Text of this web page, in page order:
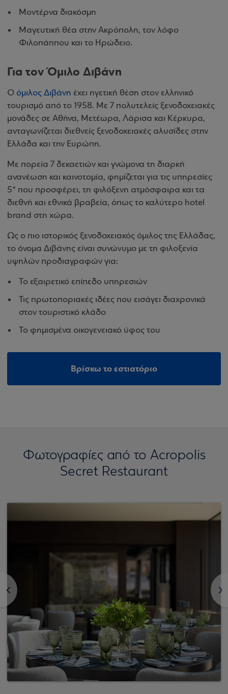
Μοντέρνα διακόσμη
Μαγευτική θέα στην Ακρόπολη, τον λόφο
Φιλοπάππου και το Ηρώδειο.
Για τον Όμιλο Διβάνη
Ο όμιλος Διβάνη έχει ηγετική θέση στον ελληνικό
τουρισμό από το 1958. Με 7 πολυτελείς ξενοδοχειακές
μονάδες σε Αθήνα, Μετέωρα, Λάρισα και Κέρκυρα,
ανταγωνίζεται διεθνείς ξενοδοχειακές αλυσίδες στην
Ελλάδα και την Ευρώπη.
Με πορεία 7 δεκαετιών και γνώμονα τη διαρκή
ανανέωση και καινοτομία, φημίζεται για τις υπηρεσίες
5* που προσφέρει, τη φιλόξενη ατμόσφαιρα και τα
διεθνή και εθνικά βραβεία, όπως το καλύτερο hotel
brand στη χώρα.
Ως ο πιο ιστορικός ξενοδοχειακός όμιλος της Ελλάδας,
το όνομα Διβάνης είναι συνώνυμο με τη φιλοξενία
υψηλών προδιαγραφών για:
Το εξαιρετικό επίπεδο υπηρεσιών
Τις πρωτοποριακές ιδέες που εισάγει διαχρονικά
στον τουριστικό κλάδο
Το φημισμένα οικογενειακό ύφος του
Βρίσκω το εστιατόριο
Φωτογραφίες από το Acropolis
Secret Restaurant
< >